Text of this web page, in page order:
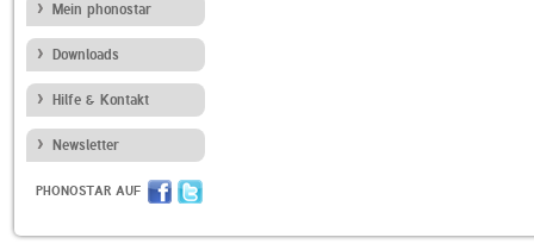
Mein phonostar
Downloads
Hilfe & Kontakt
Newsletter
PHONOSTAR AUF